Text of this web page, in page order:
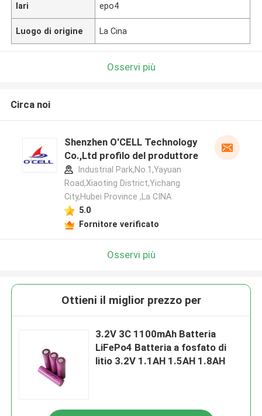
lari
epo4
Luogo di origine La Cina
Osservi più
Circa noi
Shenzhen O'CELL Technology
Co.,Ltd profilo del produttore
Industrial Park,No.1,Yayuan
Road,Xiaoting District,Yichang
City,Hubei Province ,La CINA
5.0
Fornitore verificato
Osservi più
Ottieni il miglior prezzo per
3.2V 3C 1100mAh Batteria
LiFePo4 Batteria a fosfato di
litio 3.2V 1.1AH 1.5AH 1.8AH